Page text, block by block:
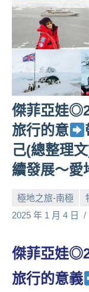
FANG
絲
團、
題
遊、
人
帶
路、
旅
遊
節
目
賓、
金
號
傑菲亞娃
旅行的意
己(總整理
續發展～愛
極地之旅-南極
2025 年 1 月 4 日
傑菲亞娃
旅行的意義